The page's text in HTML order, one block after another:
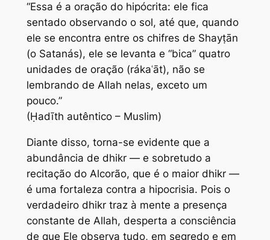
“Essa é a oração do hipócrita: ele fica
sentado observando o sol, até que, quando
ele se encontra entre os chifres de Shayṭān
(o Satanás), ele se levanta e “bica” quatro
unidades de oração (rákaʿāt), não se
lembrando de Allah nelas, exceto um
pouco.”
(Ḥadīth autêntico – Muslim)
Diante disso, torna-se evidente que a
abundância de dhikr — e sobretudo a
recitação do Alcorão, que é o maior dhikr —
é uma fortaleza contra a hipocrisia. Pois o
verdadeiro dhikr traz à mente a presença
constante de Allah, desperta a consciência
de que Ele observa tudo, em segredo e em